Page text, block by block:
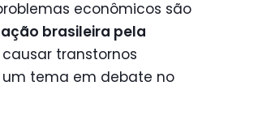
econômicos são
brasileira pela
transtornos
tema em debate no